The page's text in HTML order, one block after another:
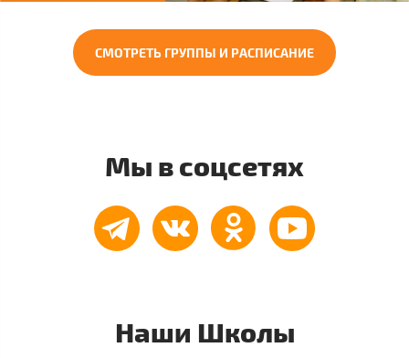
СМОТРЕТЬ ГРУППЫ И РАСПИСАНИЕ
Мы в соцсетях
Наши Школы